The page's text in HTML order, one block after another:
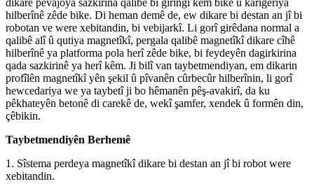
dikare pêvajoya sazkirina qalibê bi girîngî kêm bike û karîgeriya
hilberînê zêde bike. Di heman demê de, ew dikare bi destan an jî bi
robotan ve were xebitandin, bi vebijarkî. Li gorî girêdana normal a
qalibê alî û qutiya magnetîkî, pergala qalibê magnetîkî dikare cîhê
hilberînê ya platforma pola herî zêde bike, bi feydeyên dagirkirina
qada sazkirinê ya herî kêm. Ji bilî van taybetmendiyan, em dikarin
profîlên magnetîkî yên şekil û pîvanên cûrbecûr hilberînin, li gorî
hewcedariya we ya taybetî ji bo hêmanên pêş-avakirî, da ku
pêkhateyên betonê di carekê de, wekî şamfer, xendek û formên din,
çêbikin.
Taybetmendiyên Berhemê
1. Sîstema perdeya magnetîkî dikare bi destan an jî bi robot were
xebitandin.